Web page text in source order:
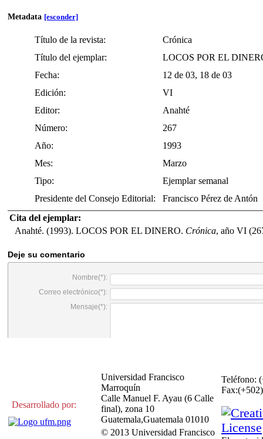
Metadata [esconder]
Título de la revista:
Crónica
Título del ejemplar:
LOCOS POR EL
Fecha:
12 de 03, 18 de 03
Edición:
VI
Editor:
Anahté
Número:
267
Año:
1993
Mes:
Marzo
Tipo:
Ejemplar semanal
Presidente del Consejo Editorial:
Francisco Pérez de Antón
Cita del ejemplar:
Anahté. (1993). LOCOS POR EL DINERO. Crónica, año VI
Desarrollado por:
Universidad Francisco
Marroquín
Calle Manuel F. Ayau (6 Calle
final), zona 10
Guatemala,Guatemala 01010
Teléfono:
© 2013 Universidad Francisco